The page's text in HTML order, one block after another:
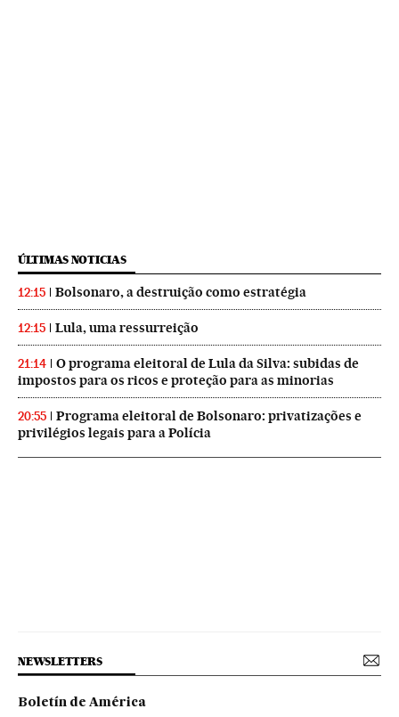
ÚLTIMAS NOTICIAS
12:15 Bolsonaro, a destruição como estratégia
12:15 Lula, uma ressurreição
21:14
O programa eleitoral de Lula da Silva: subidas de
impostos para os ricos e proteção para as minorias
20:55
Programa eleitoral de Bolsonaro: privatizações e
privilégios legais para a Polícia
NEWSLETTERS
Boletín de América